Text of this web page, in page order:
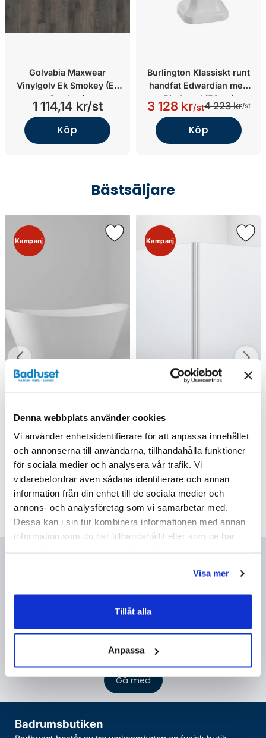
Denna webbplats använder cookies
Vi använder enhetsidentifierare för att anpassa innehållet
och annonserna till användarna, tillhandahålla funktioner
för sociala medier och analysera vår trafik. Vi
vidarebefordrar även sådana identifierare och annan
information från din enhet till de sociala medier och
annons- och analysföretag som vi samarbetar med.
Dessa kan i sin tur kombinera informationen med annan
information som du har tillhandahållit eller som de har
Visa mer
Tillåt alla
Anpassa
Golvabia Maxwear
Vinylgolv Ek Smokey (Ek
Smokey)
1 114,14 kr/st
Köp
Burlington Klassiskt runt
handfat Edwardian med
Piedestal (56cm)
3 128 kr/st4 223 kr/st
Köp
Bästsäljare
Kampanj
18 893 kr/st
25 190 kr /st
Köp
Kampanj
INR Servicekit Nr. 30
655 kr/st790 kr
Köp
Genom att fylla i min mailadress bekräftar jag att jag tagit del av
Badrumsbutiken